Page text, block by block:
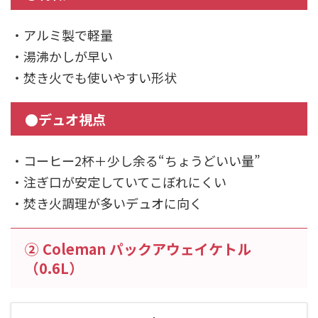
・アルミ製で軽量
・湯沸かしが早い
・焚き火でも使いやすい形状
●デュオ視点
・コーヒー2杯＋少し余る“ちょうどいい量”
・注ぎ口が安定していてこぼれにくい
・焚き火調理が多いデュオに向く
② Coleman パックアウェイケトル
（0.6L）